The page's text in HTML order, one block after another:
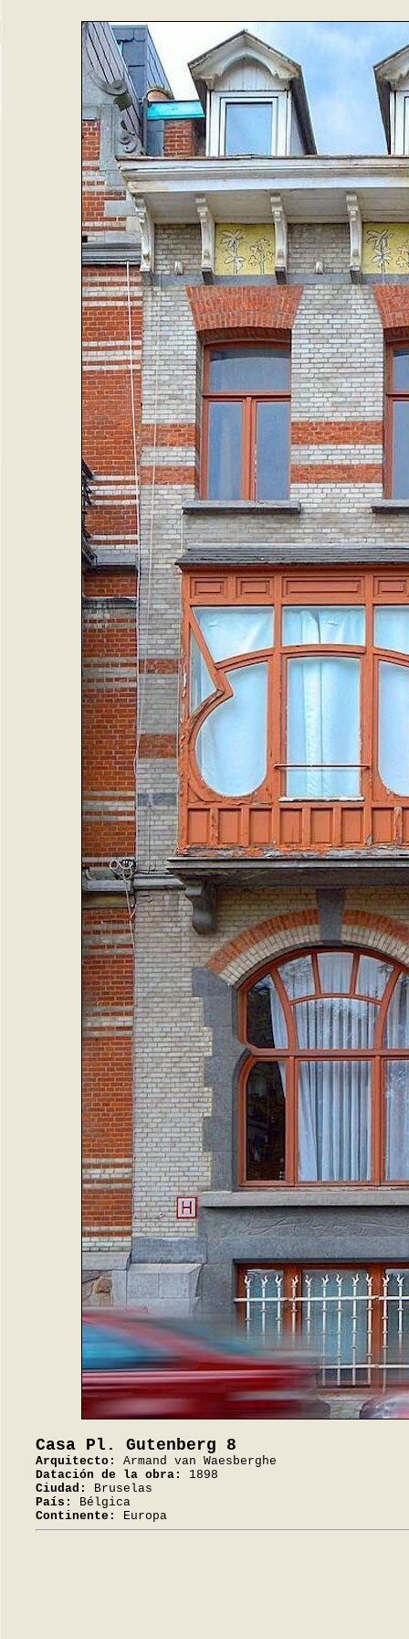
Casa Pl. Gutenberg 8
Arquitecto:
Armand van Waesberghe
Datación de la obra:
1898
Ciudad:
Bruselas
País:
Bélgica
Continente:
Europa